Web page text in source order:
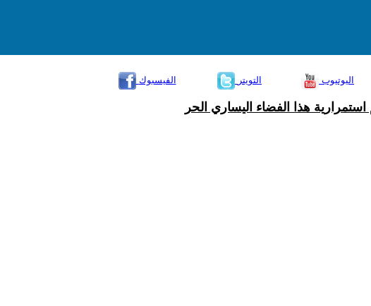
الفيسبوك
التويتر اليوتيوب
هذا الفضاء اليساري الحر